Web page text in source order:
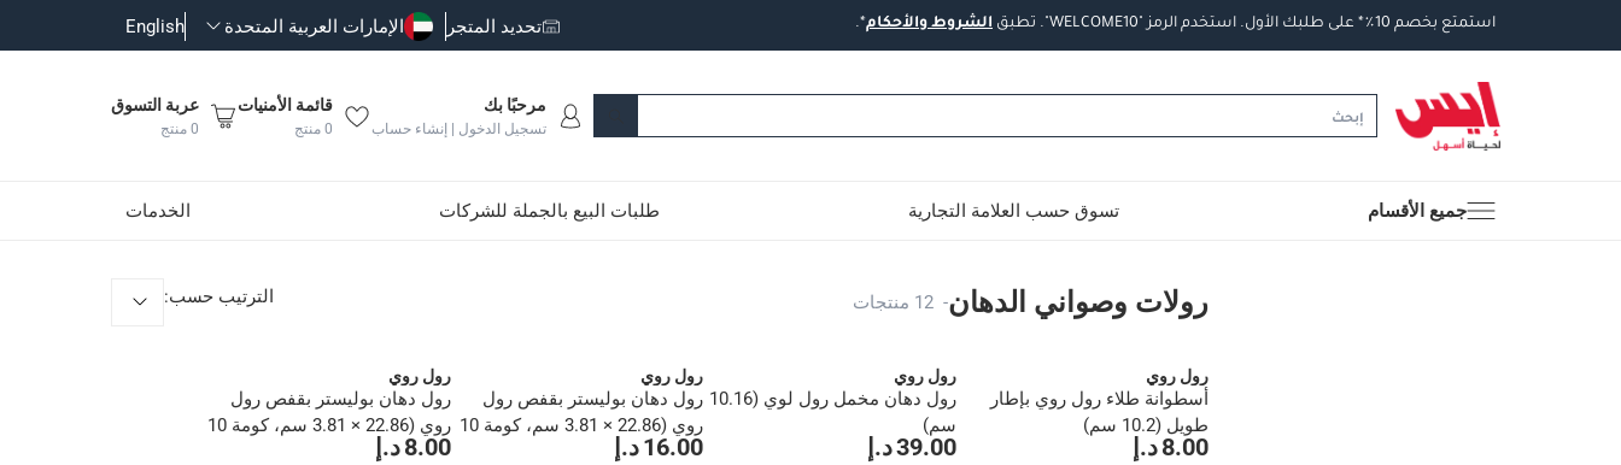
استمتع بخصم ٪* على طلبك الأول. استخدم الرمز"WELCOME10". تطبق الشروط والأحكام*. تحديد المتجر الإمارات العربية المتحدة English
مرحبًا بك
تسجيل الدخول | إنشاء حساب
قائمة الأمنيات
0 منتج
عربة التسوق
0 منتج
جميع الأقسام تسوق حسب العلامة التجارية طلبات البيع بالجملة للشركات الخدمات
رولات وصواني الدهان- 12 منتجات الترتيب حسب:
رول روي
أسطوانة طلاء رول روي بإطار
طويل (10.2 سم)
8.00 د.إ
رول روي
رول دهان مخمل رول لوي (10.16
سم)
39.00 د.إ
رول روي
رول دهان بوليستر بقفص رول
روي (22.86 × 3.81 سم، كومة 10
ملم)
16.00 د.إ
رول روي
رول دهان بوليستر بقفص رول
روي (22.86 × 3.81 سم، كومة 10
ملم)
8.00 د.إ